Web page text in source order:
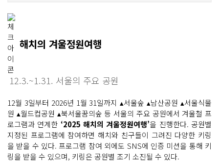
해치의 겨울정원여행
12.3.~1.31. 서울의 주요 공원
12월 3일부터 2026년 1월 31일까지 ▴서울숲 ▴남산공원 ▴서울식물
원 ▴월드컵공원 ▴북서울꿈의숲 등 서울의 주요 공원에서 겨울철 프
로그램과 연계한 ‘2025 해치의 겨울정원여행’을 진행한다. 공원별
지정된 프로그램에 참여하면 해치와 친구들이 그려진 다양한 키링
을 받을 수 있다. 프로그램 참여 외에도 SNS에 인증 미션을 통해 키
링을 받을 수 있으며, 키링은 공원별 조기 소진될 수 있다.